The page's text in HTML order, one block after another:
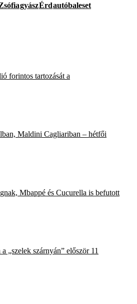
gyászÉrdautóbaleset
forintos tartozását a
Maldini Cagliariban – hétfői
Mbappé és Cucurella is befutott
„szelek szárnyán” először 11